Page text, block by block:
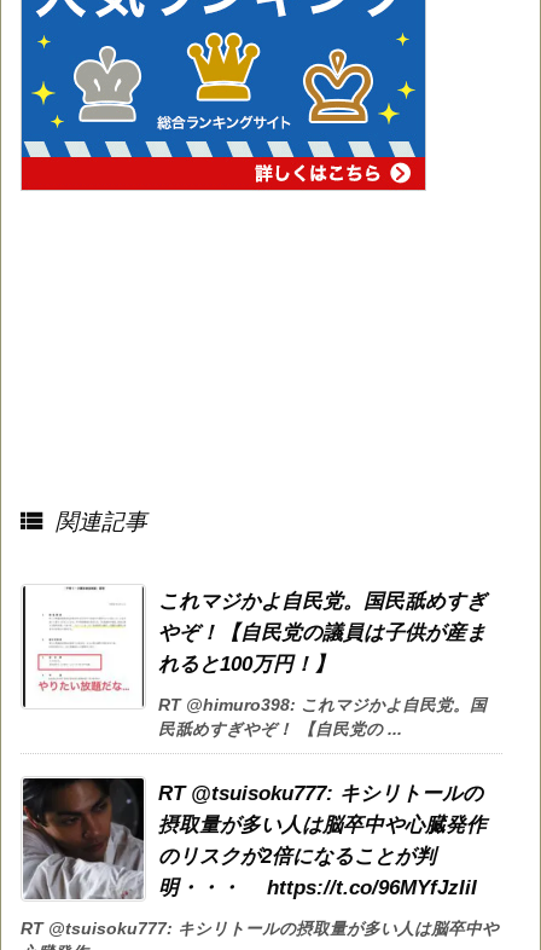
 関連記事
これマジかよ自民党。国民舐めすぎ
やぞ！【自民党の議員は子供が産ま
れると100万円！】
RT @himuro398: これマジかよ自民党。国
民舐めすぎやぞ！ 【自民党の ...
RT @tsuisoku777: キシリトールの
摂取量が多い人は脳卒中や心臓発作
のリスクが2倍になることが判
明・・・ https://t.co/96MYfJzIiI
RT @tsuisoku777: キシリトールの摂取量が多い人は脳卒中や